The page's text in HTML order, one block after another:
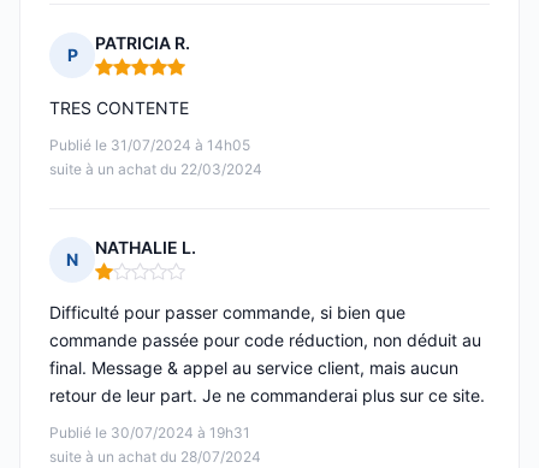
P
PATRICIA R.
Note : 5 sur 5
Publié le 31/07/2024 à 14h05
suite à un achat du 22/03/2024
TRES CONTENTE
N
NATHALIE L.
Note : 1 sur 5
Publié le 30/07/2024 à 19h31
suite à un achat du 28/07/2024
Difficulté pour passer commande, si bien que
commande passée pour code réduction, non déduit au
final. Message & appel au service client, mais aucun
retour de leur part. Je ne commanderai plus sur ce site.